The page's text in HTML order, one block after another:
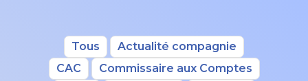
Tous
Actualité compagnie
CAC
Commissaire aux Comptes